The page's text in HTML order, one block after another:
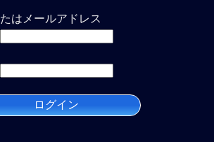
はメールアドレス